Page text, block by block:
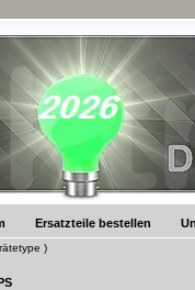
Ersatzteile bestellen
)